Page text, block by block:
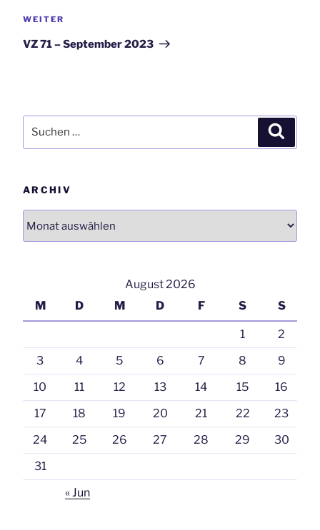
Nächster
WEITER
VZ 71 – September 2023
nach:
ARCHIV
August 2026
M
D M D F S S
1
2
3
4 5 6 7 8
9
10
11 12 13 14 15
16
17
18 19 20 21 22
23
24
25 26 27 28 29
30
31
« Jun